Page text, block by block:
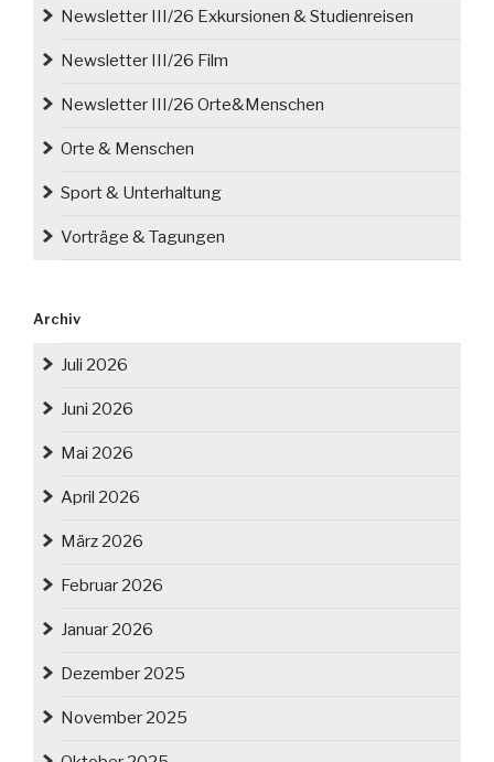
Newsletter III/26 Exkursionen & Studienreisen
Newsletter III/26 Film
Newsletter III/26 Orte&Menschen
Orte & Menschen
Sport & Unterhaltung
Vorträge & Tagungen
Archiv
Juli 2026
Juni 2026
Mai 2026
April 2026
März 2026
Februar 2026
Januar 2026
Dezember 2025
November 2025